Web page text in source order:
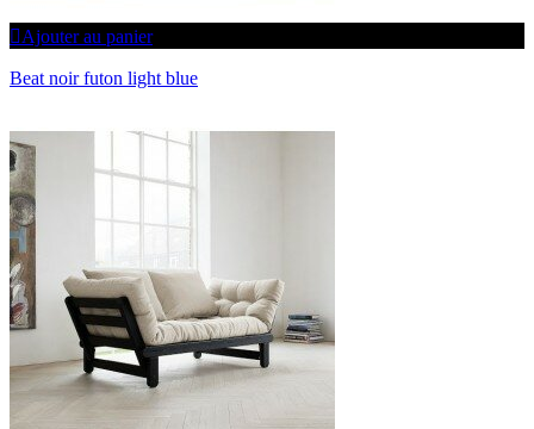
Ajouter au panier
Beat noir futon light blue